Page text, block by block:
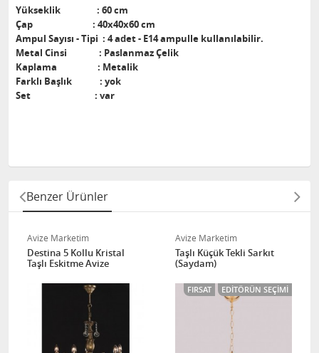
Yükseklik : 60 cm
Çap : 40x40x60 cm
Ampul Sayısı - Tipi : 4 adet - E14 ampulle kullanılabilir.
Metal Cinsi : Paslanmaz Çelik
Kaplama : Metalik
Farklı Başlık : yok
Set : var
Benzer Ürünler
Avize Marketim
Destina 5 Kollu Kristal
Taşlı Eskitme Avize
Avize Marketim
Taşlı Küçük Tekli Sarkıt
(Saydam)
FIRSAT EDITÖRÜN SEÇIMI